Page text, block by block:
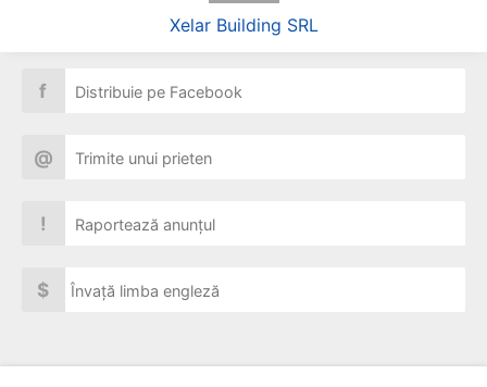
Xelar Building SRL
f Distribuie pe Facebook
@ Trimite unui prieten
! Raportează anunțul
$ Învață limba engleză